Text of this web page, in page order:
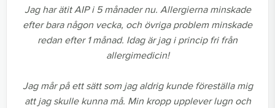
Jag har ätit AIP i 5 månader nu. Allergierna minskade
efter bara någon vecka, och övriga problem minskade
redan efter 1 månad. Idag är jag i princip fri från
allergimedicin!
Jag mår på ett sätt som jag aldrig kunde föreställa mig
att jag skulle kunna må. Min kropp upplever lugn och